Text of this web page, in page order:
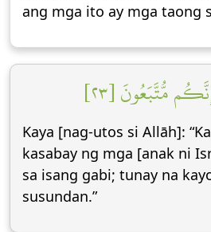
ang mga ito ay mga taong
مُّتَّبَعُونَ [٢٣]
Kaya [nag-utos si Allāh]:
kasabay ng mga [anak ni
sa isang gabi; tunay na
susundan.”